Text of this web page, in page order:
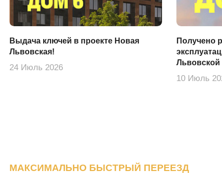
Выдача ключей в проекте Новая
Львовская!
24 Июль 2026
Получено
Львовской
10 Июль
МАКСИМАЛЬНО БЫСТРЫЙ ПЕРЕЕЗД